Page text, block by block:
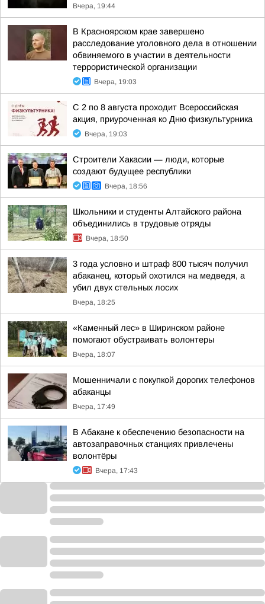
Вчера, 19:44
В Красноярском крае завершено
расследование уголовного дела в отношении
обвиняемого в участии в деятельности
террористической организации
Вчера, 19:03
С 2 по 8 августа проходит Всероссийская
акция, приуроченная ко Дню физкультурника
Вчера, 19:03
Строители Хакасии — люди, которые
создают будущее республики
Вчера, 18:56
Школьники и студенты Алтайского района
объединились в трудовые отряды
Вчера, 18:50
3 года условно и штраф 800 тысяч получил
абаканец, который охотился на медведя, а
убил двух стельных лосих
Вчера, 18:25
«Каменный лес» в Ширинском районе
помогают обустраивать волонтеры
Вчера, 18:07
Мошенничали с покупкой дорогих телефонов
абаканцы
Вчера, 17:49
В Абакане к обеспечению безопасности на
автозаправочных станциях привлечены
волонтёры
Вчера, 17:43